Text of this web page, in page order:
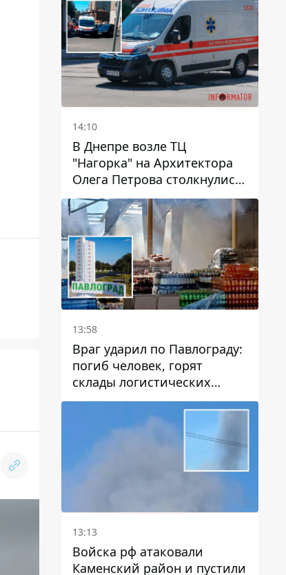
14:10
В Днепре возле ТЦ
"Нагорка" на Архитектора
Олега Петрова столкнулись
"скорая" и Toyota: трамваи
№5 задерживаются
13:58
Враг ударил по Павлограду:
погиб человек, горят
склады логистических
компаний и магазина
13:13
Войска рф атаковали
Каменский район и пустили